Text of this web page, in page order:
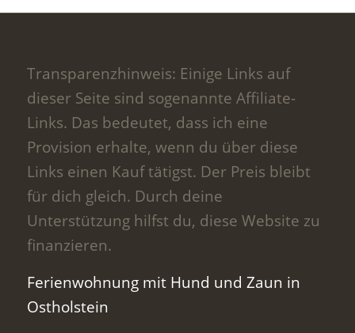
Transparenzhinweis: Einige Links auf
dieser Seite sind sogenannte Affiliate-
Links. Das bedeutet, dass ich eine
Provision erhalte, wenn du über diese
Links einen Kauf tätigst. Der Preis bleibt
für dich gleich. Durch deine
Unterstützung hilfst du, diese Website zu
finanzieren.
Ferienwohnung mit Hund und Zaun in
Ostholstein